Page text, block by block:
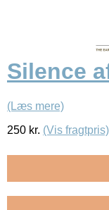
Silence
(Læs mere)
250 kr. (Vis fragtpris)